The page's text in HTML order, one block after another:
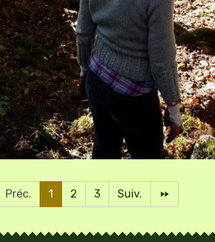
Préc. 1 2 3 Suiv.